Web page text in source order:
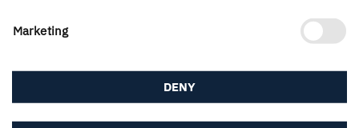
Marketing
DENY
Följ oss i sociala medier